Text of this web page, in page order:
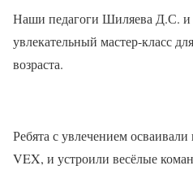
Наши педагоги Шиляева Д.С.
увлекательный мастер-класс
возраста.
Ребята с увлечением
VEX, и устроили весёлые